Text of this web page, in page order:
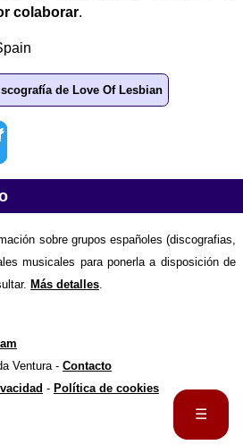
☰
colaborar.
de Love Of Lesbian
sobre grupos españoles (discografias,
musicales para ponerla a disposición de
Más detalles.
Ventura - Contacto
- Política de cookies